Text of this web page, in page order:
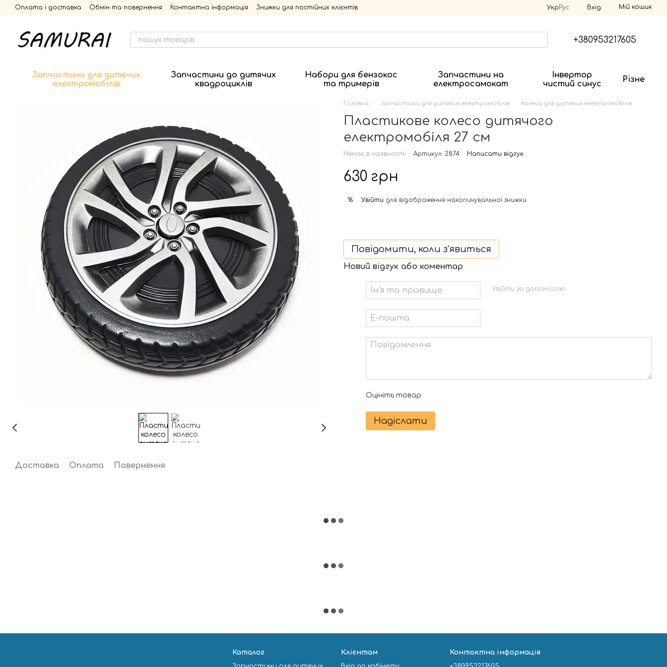
Перейти до основного контенту
Оплата і доставка Обмін та повернення Контактна інформація Знижки для постійних клієнтів УкрРус Вхід Мій кошик
+380953217605
Запчастини для дитячих
електромобілів
Запчастини до дитячих
квадроциклів
Набори для бензокос
та тримерів
Запчастини на
електросамокат
Інвертор
чистий синус
Різне
Доставка Оплата Повернення
Головна Запчастини для дитячих електромобілів Колеса для дитячих електромобілів
Пластикове колесо дитячого
електромобіля 27 см
Немає в наявності Артикул: 2874 Написати відгук
630 грн
% Увійти для відображення накопичувальної знижки
Повідомити, коли з'явиться
Новий відгук або коментар
Увійти за допомогою
Оцініть товар
Надіслати
Каталог Клієнтам Контактна інформація